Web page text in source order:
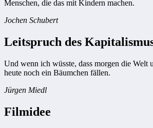
Menschen, die das mit Kindern machen.
Jochen Schubert
Leitspruch des
Und wenn ich wüsste, dass morgen die Welt
heute noch ein Bäumchen fällen.
Jürgen Miedl
Filmidee